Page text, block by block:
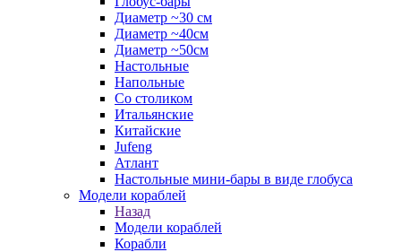
Диаметр ~30 см
Диаметр ~40см
Диаметр ~50см
Настольные
Напольные
Со столиком
Итальянские
Китайские
Jufeng
Атлант
Настольные мини-бары в виде глобуса
Модели кораблей
Назад
Модели кораблей
Корабли